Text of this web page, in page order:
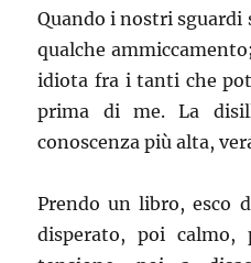
Quando i nostri sguardi
qualche
idiota fra i tanti che
prima di me. La
conoscenza più alta,
Prendo un libro, esco
disperato, poi